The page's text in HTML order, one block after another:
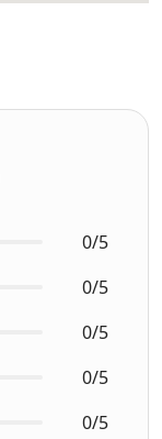
0/5
0/5
0/5
0/5
0/5